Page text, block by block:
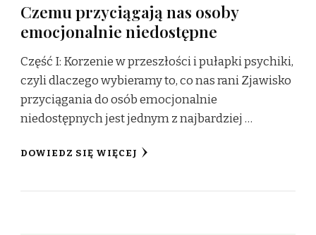
Czemu przyciągają nas osoby
emocjonalnie niedostępne
Część I: Korzenie w przeszłości i pułapki psychiki,
czyli dlaczego wybieramy to, co nas rani Zjawisko
przyciągania do osób emocjonalnie
niedostępnych jest jednym z najbardziej …
DOWIEDZ SIĘ WIĘCEJ